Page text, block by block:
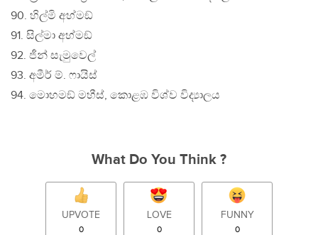
90. හිල්මි අහ්මඞ්
91. සිල්මා අහ්මඞ්
92. ජීන් සැමුවෙල්
93. අමීර් ම්. ෆායිස්
94. මොහමඞ් මහීස්, කොළඹ විශ්ව විද්‍යාලය
What Do You Think ?
UPVOTE
0
LOVE
0
FUNNY
0